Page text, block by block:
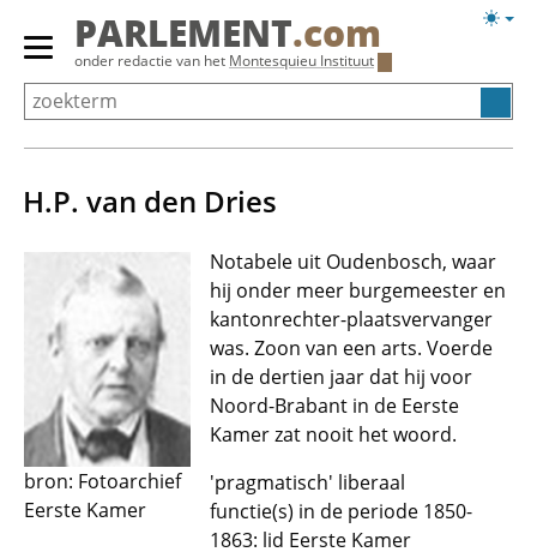
Overslaan
Primair
menu
tonen/verbergen
PARLEMENT.com
onder redactie van het Montesquieu Instituut
H.P. van den Dries
bron: Fotoarchief
Eerste Kamer
Notabele uit Oudenbosch, waar
hij onder meer burgemeester en
kantonrechter-plaatsvervanger
was. Zoon van een arts. Voerde
in de dertien jaar dat hij voor
Noord-Brabant in de Eerste
Kamer zat nooit het woord.
'pragmatisch' liberaal
functie(s) in de periode 1850-
1863: lid Eerste Kamer